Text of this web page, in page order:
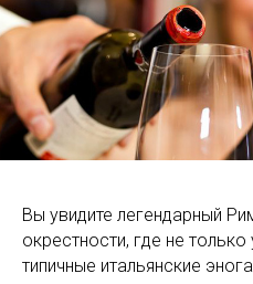
Вы увидите легендарный
окрестности, где не только
типичные итальянские